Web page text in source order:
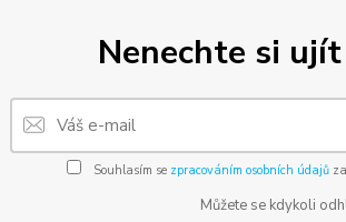
Nenechte si
Souhlasím se zpracováním osobních údajůza
Můžete se kdykoli